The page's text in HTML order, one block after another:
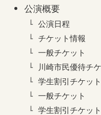
公演概要
公演日程
チケット情報
一般チケット
川崎市民優待チ
学生割引チケット
一般チケット
学生割引チケット